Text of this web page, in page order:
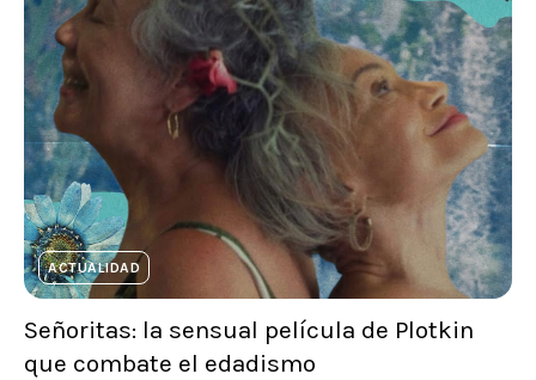
ACTUALIDAD
Señoritas: la sensual película de Plotkin
que combate el edadismo